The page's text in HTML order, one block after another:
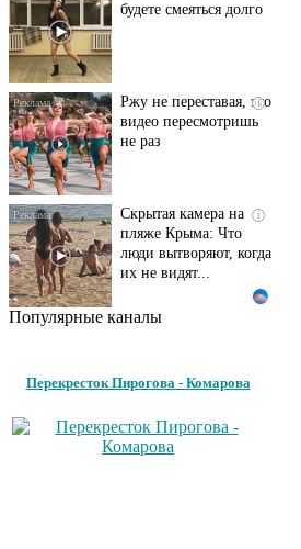
будете смеяться долго
i
Ржу не переставая, это
видео пересмотришь
не раз
i
Скрытая камера на
пляже Крыма: Что
люди вытворяют, когда
их не видят...
Ролик длится
долго
Королева вагона
отожгла! Видео не
Популярные каналы
Перекресток Пирогова - Комарова